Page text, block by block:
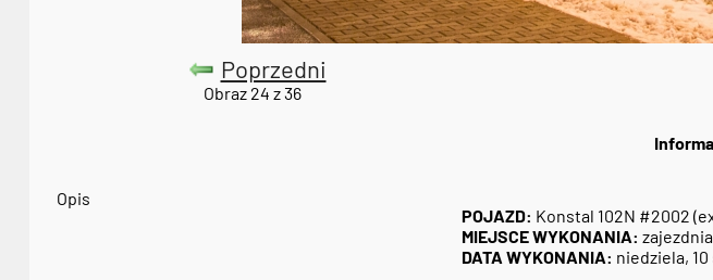
Poprzedni
Obraz 24 z 36
Opis
POJAZD: Konstal 102N #2002
MIEJSCE WYKONANIA:
DATA WYKONANIA: niedziela,